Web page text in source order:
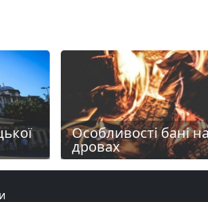
Особливості бані
дровах